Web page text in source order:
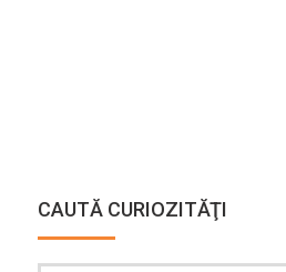
CAUTĂ CURIOZITĂŢI